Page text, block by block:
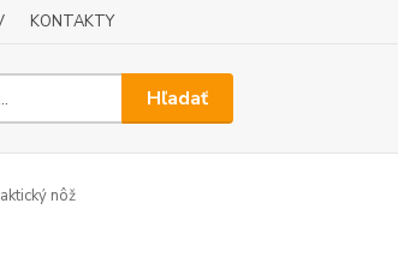
KONTAKTY
Hľadať
nôž